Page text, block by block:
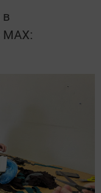
MАХ: